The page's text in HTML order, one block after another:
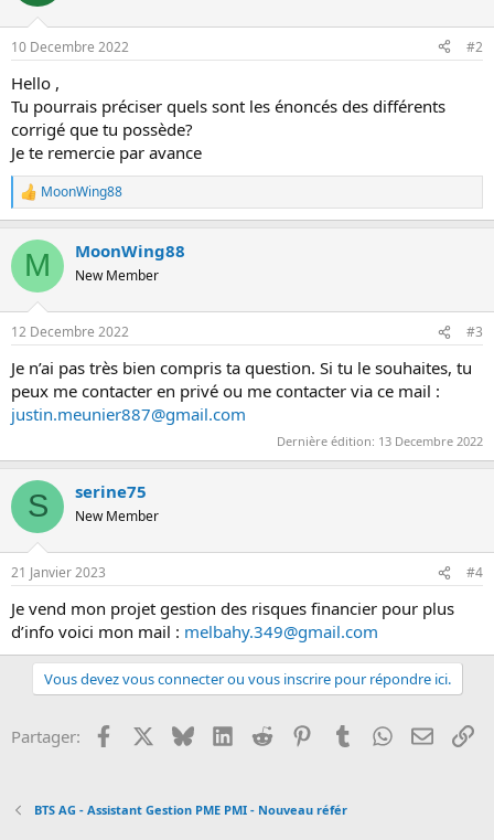
10 Decembre 2022 #2
Hello ,
Tu pourrais préciser quels sont les énoncés des différents
corrigé que tu possède?
Je te remercie par avance
R
e
c
i
s
MoonWing88
M MoonWing88
New Member
12 Decembre 2022 #3
Je n’ai pas très bien compris ta question. Si tu le souhaites, tu
peux me contacter en privé ou me contacter via ce mail :
justin.meunier887@gmail.com
Dernière édition: 13 Decembre 2022
S serine75
New Member
21 Janvier 2023 #4
Je vend mon projet gestion des risques financier pour plus
d’info voici mon mail : melbahy.349@gmail.com
Vous devez vous connecter ou vous inscrire pour répondre ici.
Partager: Facebook BlueskyLinkedInReddit PinterestTumblrWhatsApp
Email
BTS AG - Assistant Gestion PME PMI - Nouveau référ